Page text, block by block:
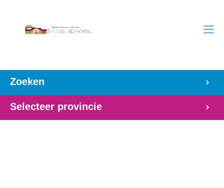
Zoeken
Selecteer provincie